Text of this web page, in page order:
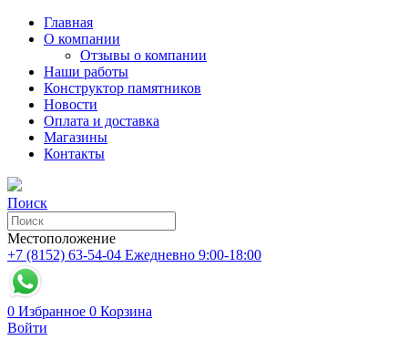
Главная
О компании
Отзывы о компании
Наши работы
Конструктор памятников
Новости
Оплата и доставка
Магазины
Контакты
Поиск
Местоположение
+7 (8152) 63-54-04 Ежедневно 9:00-18:00
0 Избранное 0 Корзина
Войти